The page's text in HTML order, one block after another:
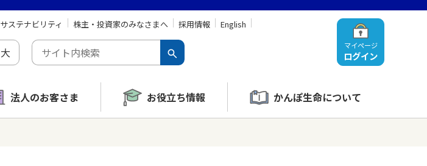
マイページ
ログイン
サステナビリティ 株主・投資家のみなさまへ 採用情報 English
大
法人のお客さま お役立ち情報 かんぽ生命について